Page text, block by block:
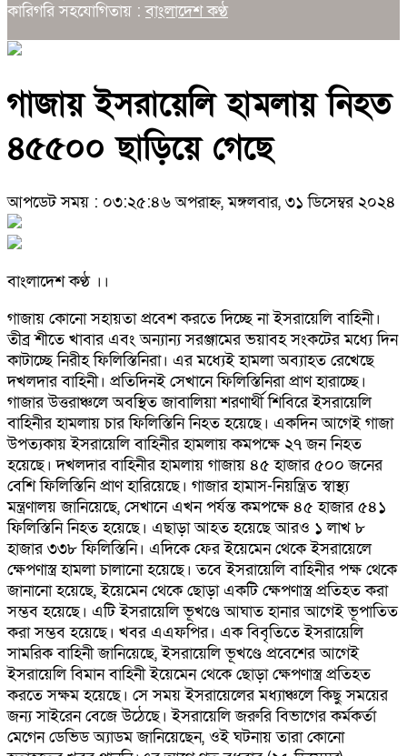
কারিগরি সহযোগিতায় :বাংলাদেশ কণ্ঠ
গাজায় ইসরায়েলি হামলায় নিহত
৪৫৫০০ ছাড়িয়ে গেছে
আপডেট সময় : ০৩:২৫:৪৬ অপরাহ্ন, মঙ্গলবার, ৩১ ডিসেম্বর ২০২৪
বাংলাদেশ কণ্ঠ ।।
গাজায় কোনো সহায়তা প্রবেশ করতে দিচ্ছে না ইসরায়েলি বাহিনী।
তীব্র শীতে খাবার এবং অন্যান্য সরঞ্জামের ভয়াবহ সংকটের মধ্যে দিন
কাটাচ্ছে নিরীহ ফিলিস্তিনিরা। এর মধ্যেই হামলা অব্যাহত রেখেছে
দখলদার বাহিনী। প্রতিদিনই সেখানে ফিলিস্তিনিরা প্রাণ হারাচ্ছে।
গাজার উত্তরাঞ্চলে অবস্থিত জাবালিয়া শরণার্থী শিবিরে ইসরায়েলি
বাহিনীর হামলায় চার ফিলিস্তিনি নিহত হয়েছে। একদিন আগেই গাজা
উপত্যকায় ইসরায়েলি বাহিনীর হামলায় কমপক্ষে ২৭ জন নিহত
হয়েছে। দখলদার বাহিনীর হামলায় গাজায় ৪৫ হাজার ৫০০ জনের
বেশি ফিলিস্তিনি প্রাণ হারিয়েছে। গাজার হামাস-নিয়ন্ত্রিত স্বাস্থ্য
মন্ত্রণালয় জানিয়েছে, সেখানে এখন পর্যন্ত কমপক্ষে ৪৫ হাজার ৫৪১
ফিলিস্তিনি নিহত হয়েছে। এছাড়া আহত হয়েছে আরও ১ লাখ ৮
হাজার ৩৩৮ ফিলিস্তিনি। এদিকে ফের ইয়েমেন থেকে ইসরায়েলে
ক্ষেপণাস্ত্র হামলা চালানো হয়েছে। তবে ইসরায়েলি বাহিনীর পক্ষ থেকে
জানানো হয়েছে, ইয়েমেন থেকে ছোড়া একটি ক্ষেপণাস্ত্র প্রতিহত করা
সম্ভব হয়েছে। এটি ইসরায়েলি ভূখণ্ডে আঘাত হানার আগেই ভূপাতিত
করা সম্ভব হয়েছে। খবর এএফপির। এক বিবৃতিতে ইসরায়েলি
সামরিক বাহিনী জানিয়েছে, ইসরায়েলি ভূখণ্ডে প্রবেশের আগেই
ইসরায়েলি বিমান বাহিনী ইয়েমেন থেকে ছোড়া ক্ষেপণাস্ত্র প্রতিহত
করতে সক্ষম হয়েছে। সে সময় ইসরায়েলের মধ্যাঞ্চলে কিছু সময়ের
জন্য সাইরেন বেজে উঠেছে। ইসরায়েলি জরুরি বিভাগের কর্মকর্তা
মেগেন ডেভিড অ্যাডম জানিয়েছেন, ওই ঘটনায় তারা কোনো